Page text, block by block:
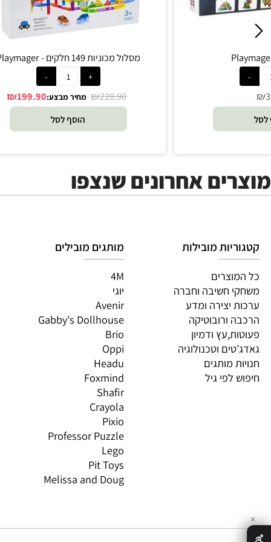
מסלול מכוניות 149 חלקים - Playmager
₪ מחיר מבצע: ₪199.90
הוסף לסל
מובילות
חשיבה וחברה
יצירה ומדע
ורובוטיקה
ודמיון
מותגים מובילים
Avenir
Gabby's Dollhouse
Headu
Foxmind
Shafir
Crayola
Professor Puzzle
Melissa and Doug